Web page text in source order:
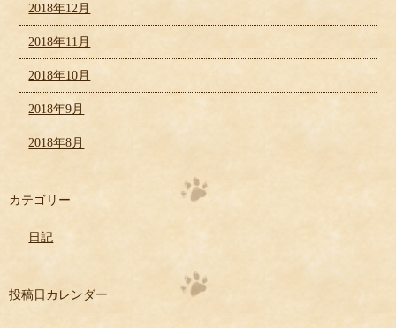
2018年12月
2018年11月
2018年10月
2018年9月
2018年8月
カテゴリー
日記
投稿日カレンダー